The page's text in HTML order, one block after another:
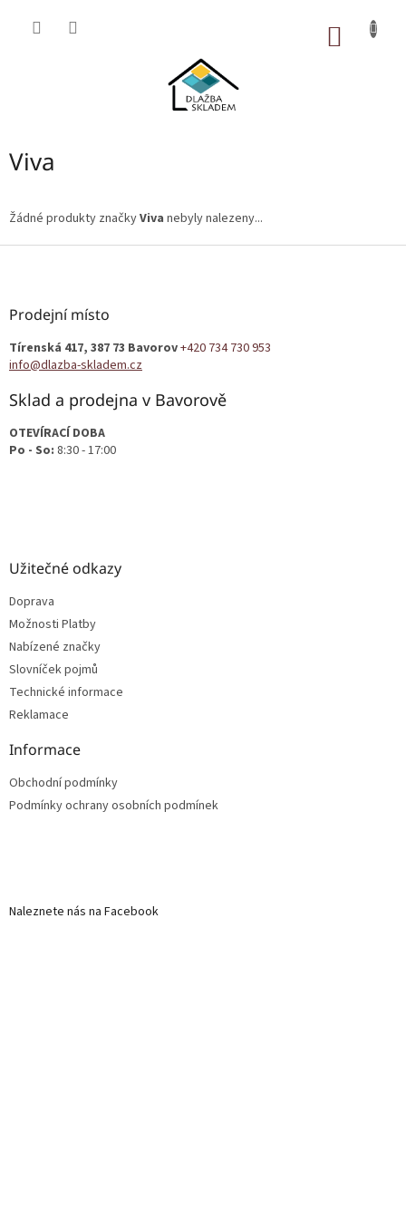
Viva
Žádné produkty značkyViva nebyly nalezeny...
Z
Prodejní místo
Tírenská 417, 387 73 Bavorov+420 734 730 953
info@dlazba-skladem.cz
Sklad a prodejna v Bavorově
OTEVÍRACÍ DOBA
Po - So: 8:30 - 17:00
Užitečné odkazy
Doprava
Možnosti Platby
Nabízené značky
Slovníček pojmů
Technické informace
Reklamace
Informace
Obchodní podmínky
Podmínky ochrany osobních podmínek
Naleznete nás na Facebook